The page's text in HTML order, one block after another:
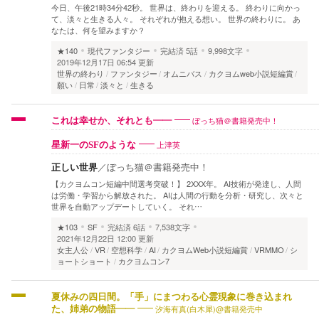
今日、午後21時34分42秒。 世界は、終わりを迎える。 終わりに向かっ
て、淡々と生きる人々。 それぞれが抱える想い。 世界の終わりに。 あ
なたは、何を望みますか？
★140
現代ファンタジー 完結済5話
9,998文字
2019年12月17日 06:54 更新
世界の終わり
ファンタジー オムニバス
カクヨムweb小説短編賞
願い
日常 淡々と 生きる
これは幸せか、それとも―― ぼっち猫＠書籍発売中！
星新一のSFのような 上津英
正しい世界／ぼっち猫＠書籍発売中！
【カクヨムコン短編中間選考突破！】 2XXX年。 AI技術が発達し、人間
は労働・学習から解放された。 AIは人間の行動を分析・研究し、次々と
世界を自動アップデートしていく。 それ…
★103
SF 完結済6話
7,538文字
2021年12月22日 12:00 更新
女主人公 VR 空想科学 AI カクヨムWeb小説短編賞 VRMMO
シ
ョートショート
カクヨムコン7
夏休みの四日間。「手」にまつわる心霊現象に巻き込まれ
た、姉弟の物語――
汐海有真(白木犀)@書籍発売中